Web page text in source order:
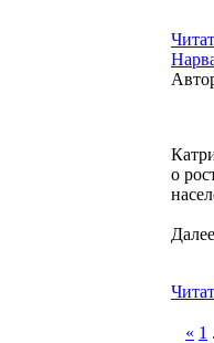
о
« 1